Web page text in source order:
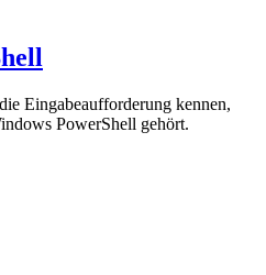
Eingabeaufforderung kennen,
PowerShell gehört.